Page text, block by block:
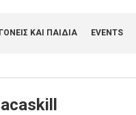
ΓΟΝΕΊΣ ΚΑΙ ΠΑΙΔΙΆ EVENTS